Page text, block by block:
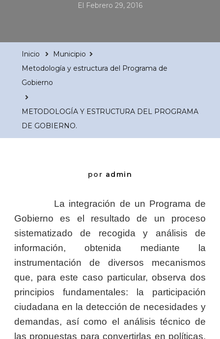
El Febrero 29, 2016
Inicio
Municipio
Metodología y estructura del Programa de
Gobierno
METODOLOGÍA Y ESTRUCTURA DEL PROGRAMA
DE GOBIERNO.
por admin
La integración de un Programa de
Gobierno es el resultado de un proceso
sistematizado de recogida y análisis de
información, obtenida mediante la
instrumentación de diversos mecanismos
que, para este caso particular, observa dos
principios fundamentales: la participación
ciudadana en la detección de necesidades y
demandas, así como el análisis técnico de
las propuestas para convertirlas en políticas,